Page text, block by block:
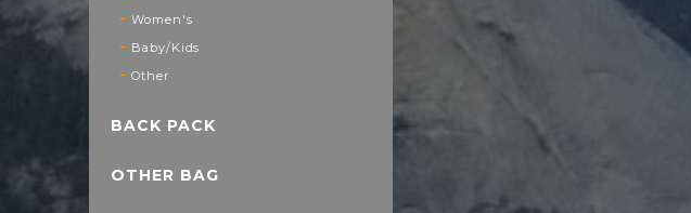
Women's
Baby/Kids
Other
BACK PACK
OTHER BAG